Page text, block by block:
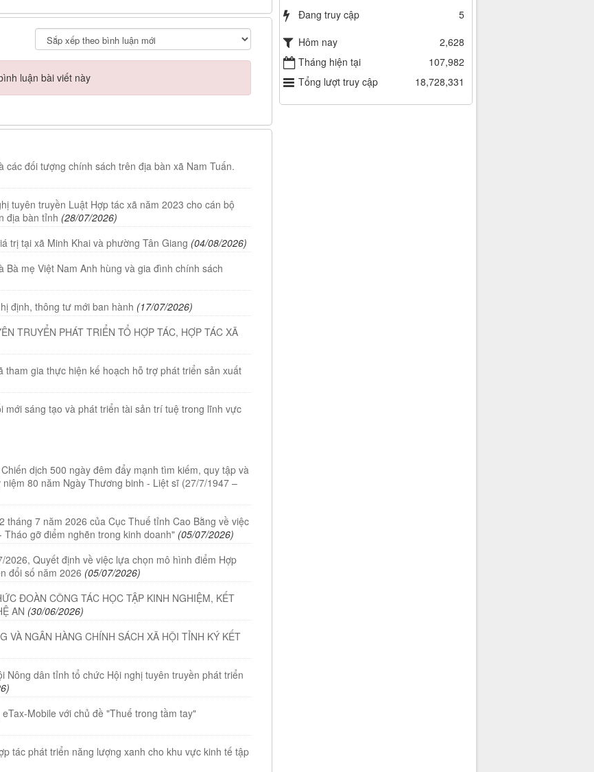
luận bài viết này
các đối tượng chính sách trên địa bàn xã Nam Tuấn.
tuyên truyền Luật Hợp tác xã năm 2023 cho cán bộ
địa bàn tỉnh (28/07/2026)
trị tại xã Minh Khai và phường Tân Giang (04/08/2026)
mẹ Việt Nam Anh hùng và gia đình chính sách
định, thông tư mới ban hành (17/07/2026)
TRUYỂN PHÁT TRIỂN TỔ HỢP TÁC, HỢP TÁC XÃ
gia thực hiện kế hoạch hỗ trợ phát triển sản xuất
mới sáng tạo và phát triển tài sản trí tuệ trong lĩnh vực
dịch 500 ngày đêm đẩy mạnh tìm kiếm, quy tập và
80 năm Ngày Thương binh - Liệt sĩ (27/7/1947 –
tháng 7 năm 2026 của Cục Thuế tỉnh Cao Bằng về việc
gỡ điểm nghẽn trong kinh doanh" (05/07/2026)
Quyết định về việc lựa chọn mô hình điểm Hợp
đổi số năm 2026 (05/07/2026)
ĐOÀN CÔNG TÁC HỌC TẬP KINH NGHIỆM, KẾT
AN (30/06/2026)
VÀ NGÂN HÀNG CHÍNH SÁCH XÃ HỘI TỈNH KÝ KẾT
Nông dân tỉnh tổ chức Hội nghị tuyên truyền phát triển
Mobile với chủ đề "Thuế trong tầm tay"
tác phát triển năng lượng xanh cho khu vực kinh tế tập
Đang truy cập
5
Hôm nay
2,628
Tháng hiện tại
107,982
Tổng lượt truy cập
18,728,331